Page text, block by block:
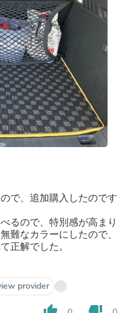
で、追加購入したのです
るので、特別感が高まり
難なカラーにしたので、
正解でした。
provider